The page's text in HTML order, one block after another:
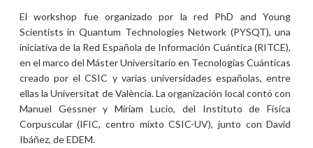
El workshop fue organizado por la red PhD and Young
Scientists in Quantum Technologies Network (PYSQT), una
iniciativa de la Red Española de Información Cuántica (RITCE),
en el marco del Máster Universitario en Tecnologías Cuánticas
creado por el CSIC y varias universidades españolas, entre
ellas la Universitat de València. La organización local contó con
Manuel Gessner y Miriam Lucio, del Instituto de Física
Corpuscular (IFIC, centro mixto CSIC-UV), junto con David
Ibáñez, de EDEM.